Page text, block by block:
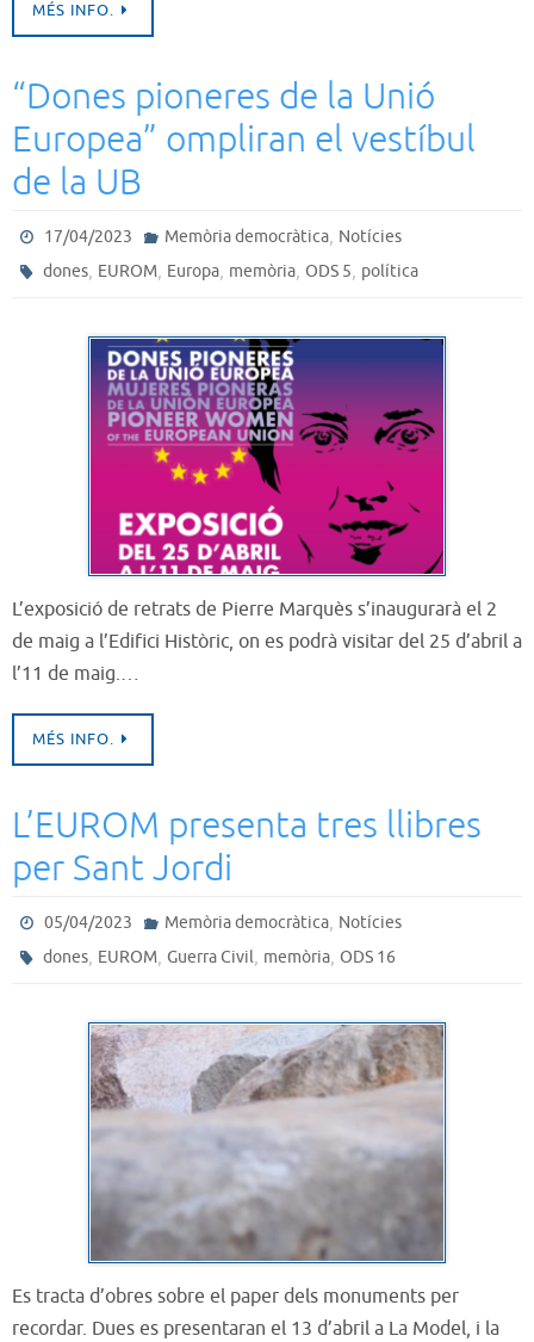
MÉS INFO.
“Dones pioneres de la Unió
Europea” ompliran el vestíbul
de la UB
17/04/2023 Memòria democràtica, Notícies
dones, EUROM, Europa, memòria,ODS 5, política
L’exposició de retrats de Pierre Marquès s’inaugurarà el 2
de maig a l’Edifici Històric, on es podrà visitar del 25 d’abril a
l’11 de maig.…
MÉS INFO.
L’EUROM presenta tres llibres
per Sant Jordi
05/04/2023 Memòria democràtica, Notícies
dones, EUROM,Guerra Civil, memòria,ODS 16
Es tracta d’obres sobre el paper dels monuments per
recordar. Dues es presentaran el 13 d’abril a La Model, i la